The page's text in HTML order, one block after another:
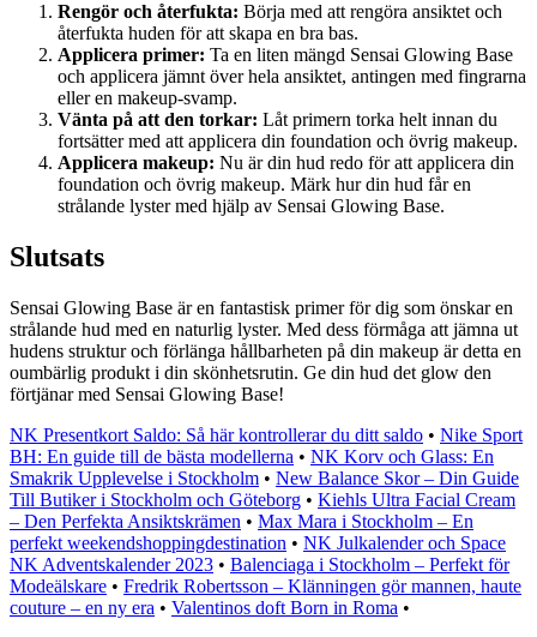
Rengör och återfukta: Börja med att rengöra ansiktet och
återfukta huden för att skapa en bra bas.
Applicera primer: Ta en liten mängd Sensai Glowing Base
och applicera jämnt över hela ansiktet, antingen med fingrarna
eller en makeup-svamp.
Vänta på att den torkar: Låt primern torka helt innan du
fortsätter med att applicera din foundation och övrig makeup.
Applicera makeup: Nu är din hud redo för att applicera din
foundation och övrig makeup. Märk hur din hud får en
strålande lyster med hjälp av Sensai Glowing Base.
Slutsats
Sensai Glowing Base är en fantastisk primer för dig som önskar en
strålande hud med en naturlig lyster. Med dess förmåga att jämna ut
hudens struktur och förlänga hållbarheten på din makeup är detta en
oumbärlig produkt i din skönhetsrutin. Ge din hud det glow den
förtjänar med Sensai Glowing Base!
NK Presentkort Saldo: Så här kontrollerar du ditt saldo • Nike Sport
BH: En guide till de bästa modellerna • NK Korv och Glass: En
Smakrik Upplevelse i Stockholm • New Balance Skor – Din Guide
Till Butiker i Stockholm och Göteborg • Kiehls Ultra Facial Cream
– Den Perfekta Ansiktskrämen • Max Mara i Stockholm – En
perfekt weekendshoppingdestination • NK Julkalender och Space
NK Adventskalender 2023 • Balenciaga i Stockholm – Perfekt för
Modeälskare • Fredrik Robertsson – Klänningen gör mannen, haute
couture – en ny era • Valentinos doft Born in Roma •